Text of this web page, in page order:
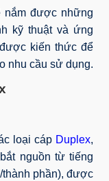
nắm được những
kỹ thuật và ứng
kiến thức để
nhu cầu sử dụng.
loại cáp Duplex,
nguồn từ tiếng
phần), được